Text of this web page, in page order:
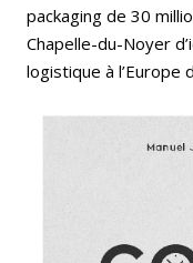
packaging de 30
Chapelle-du-Noyer
logistique à l’Europe